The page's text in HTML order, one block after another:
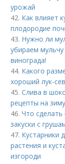
урожай
42. Как влияет
плодородие
43. Нужно ли
убираем
винограда!
44. Какого
хороший лук-
45.Слива в
рецепты на
46.Что
закуски с
47. Кустарники
растения и
изгороди